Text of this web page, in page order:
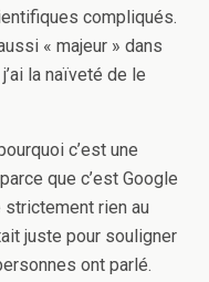
compliqués.
« majeur » dans
la naïveté de le
c’est une
que c’est Google
rien au
juste pour souligner
ont parlé.